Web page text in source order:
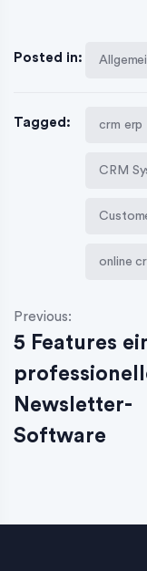
Posted in:
Tagged: crm erp
CRM
online
Previous:
5 Features
Newsletter-
Software